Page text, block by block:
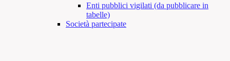
Enti pubblici vigilati (da pubblicare in
tabelle)
Società partecipate